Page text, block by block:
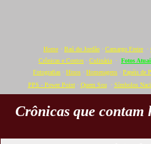
Home · Baú do Jordão · Camargo Freire ·
Crônicas e Contos · Culinária · Fotos
Fotografias · Hinos · Homenagens · Papéis de
PPS - Power Point· Quem Sou· Símbolos
Crônicas que contam